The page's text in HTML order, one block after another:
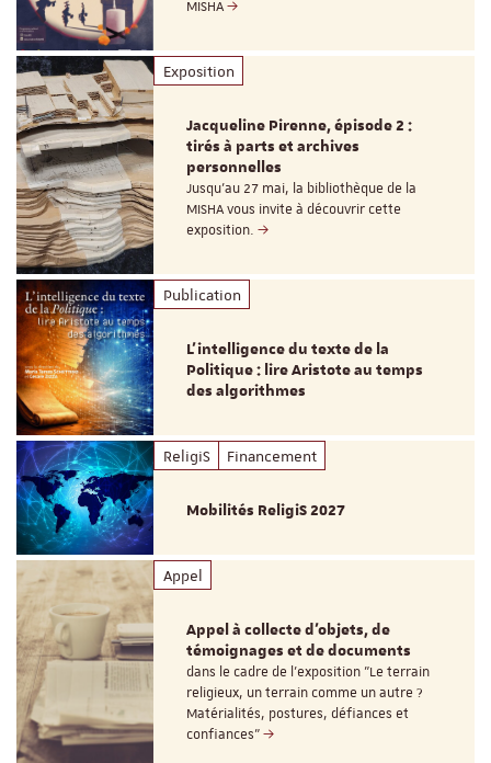
MISHA
Exposition
Jacqueline Pirenne, épisode 2 :
tirés à parts et archives
personnelles
Jusqu’au 27 mai, la bibliothèque de la
MISHA vous invite à découvrir cette
exposition.
Publication
L’intelligence du texte de la
Politique : lire Aristote au temps
des algorithmes
ReligiS Financement
Mobilités ReligiS 2027
Appel
Appel à collecte d'objets, de
témoignages et de documents
dans le cadre de l'exposition "Le terrain
religieux, un terrain comme un autre ?
Matérialités, postures, défiances et
confiances"